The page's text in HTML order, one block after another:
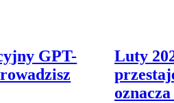
GPT-
Luty